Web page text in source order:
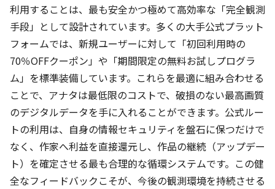
利用することは、最も安全かつ極めて高効率な「完全観測
手段」として設計されています。多くの大手公式プラット
フォームでは、新規ユーザーに対して「初回利用時の
70％OFFクーポン」や「期間限定の無料お試しプログラ
ム」を標準装備しています。これらを最適に組み合わせる
ことで、アナタは最低限のコストで、破損のない最高画質
のデジタルデータを手に入れることができます。公式ルー
トの利用は、自身の情報セキュリティを盤石に保つだけで
なく、作家へ利益を直接還元し、作品の継続（アップデー
ト）を確定させる最も合理的な循環システムです。この健
全なフィードバックこそが、今後の観測環境を持続させる